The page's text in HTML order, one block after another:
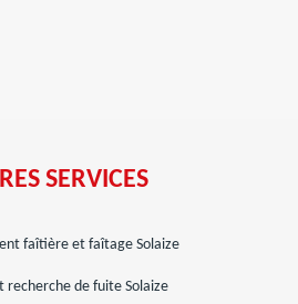
SERVICES
faîtière et faîtage Solaize
de fuite Solaize